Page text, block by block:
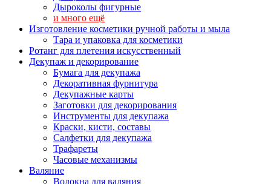
Дыроколы фигурные
и много ещё
Изготовление косметики ручной работы и мыла
Тара и упаковка для косметики
Ротанг для плетения искусственный
Декупаж и декорирование
Бумага для декупажа
Декоративная фурнитура
Декупажные карты
Заготовки для декорирования
Инструменты для декупажа
Краски, кисти, составы
Салфетки для декупажа
Трафареты
Часовые механизмы
Валяние
Волокна для валяния